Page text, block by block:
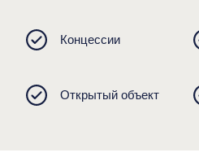
Концессии
Открытый объект